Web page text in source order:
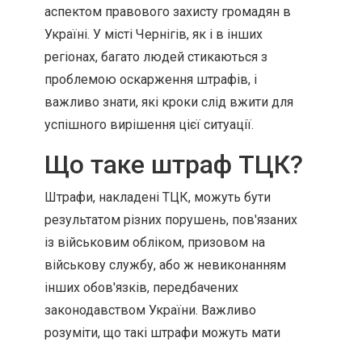
аспектом правового захисту громадян в
Україні. У місті Чернігів, як і в інших
регіонах, багато людей стикаються з
проблемою оскарження штрафів, і
важливо знати, які кроки слід вжити для
успішного вирішення цієї ситуації.
Що таке штраф ТЦК?
Штрафи, накладені ТЦК, можуть бути
результатом різних порушень, пов'язаних
із військовим обліком, призовом на
військову службу, або ж невиконанням
інших обов'язків, передбачених
законодавством України. Важливо
розуміти, що такі штрафи можуть мати